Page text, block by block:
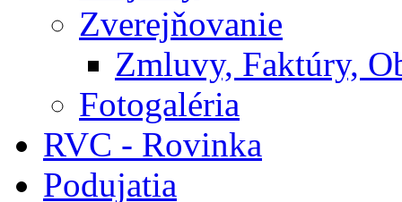
Zverejňovanie
Zmluvy, Faktúry,
Fotogaléria
RVC - Rovinka
Podujatia